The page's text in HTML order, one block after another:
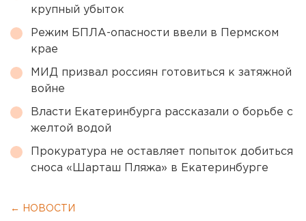
крупный убыток
Режим БПЛА-опасности ввели в Пермском
крае
МИД призвал россиян готовиться к затяжной
войне
Власти Екатеринбурга рассказали о борьбе с
желтой водой
Прокуратура не оставляет попыток добиться
сноса «Шарташ Пляжа» в Екатеринбурге
← НОВОСТИ